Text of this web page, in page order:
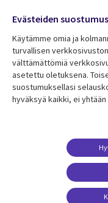
Resurssikeskus
Library
FINLAND
Asiakastarinat
Media
FINLAND
Evästeiden suostumus
Käytämme omia ja
turvallisen
välttämättömiä
asetettu oletuksena.
suostumuksellasi
hyväksyä kaikki, ei